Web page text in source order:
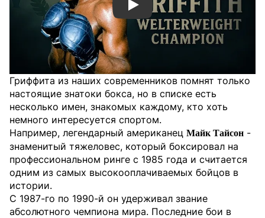
Смотреть видео YouTube
Гриффита из наших современников помнят только
настоящие знатоки бокса, но в списке есть
несколько имен, знакомых каждому, кто хоть
немного интересуется спортом.
Например, легендарный американец Майк Тайсон -
знаменитый тяжеловес, который боксировал на
профессиональном ринге с 1985 года и считается
одним из самых высокооплачиваемых бойцов в
истории.
С 1987-го по 1990-й он удерживал звание
абсолютного чемпиона мира. Последние бои в